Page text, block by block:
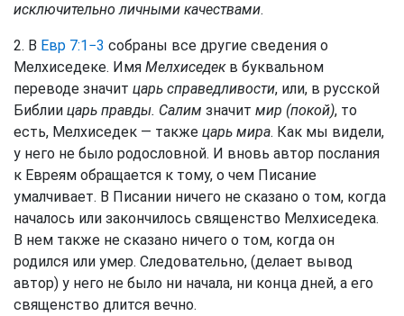
исключительно личными качествами.
2. В Евр 7:1−3 собраны все другие сведения о
Мелхиседеке. Имя Мелхиседекв буквальном
переводе значит царь справедливости, или, в русской
Библии царь правды. Салим значит мир (покой), то
есть, Мелхиседек — также царь мира. Как мы видели,
у него не было родословной. И вновь автор послания
к Евреям обращается к тому, о чем Писание
умалчивает. В Писании ничего не сказано о том, когда
началось или закончилось священство Мелхиседека.
В нем также не сказано ничего о том, когда он
родился или умер. Следовательно, (делает вывод
автор) у него не было ни начала, ни конца дней, а его
священство длится вечно.